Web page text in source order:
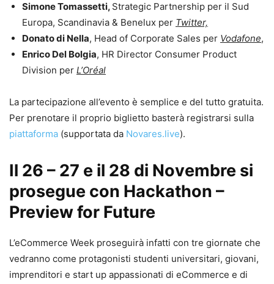
Simone Tomassetti, Strategic Partnership per il Sud
Europa, Scandinavia & Benelux per Twitter,
Donato di Nella, Head of Corporate Sales per Vodafone,
Enrico Del Bolgia, HR Director Consumer Product
Division per L’Oréal
La partecipazione all’evento è semplice e del tutto gratuita.
Per prenotare il proprio biglietto basterà registrarsi sulla
piattaforma (supportata da Novares.live).
Il 26 – 27 e il 28 di Novembre si
prosegue con Hackathon –
Preview for Future
L’eCommerce Week proseguirà infatti con tre giornate che
vedranno come protagonisti studenti universitari, giovani,
imprenditori e start up appassionati di eCommerce e di